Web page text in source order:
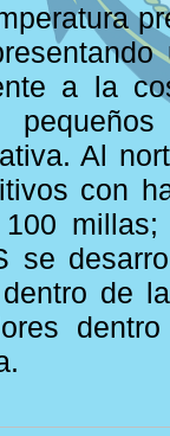
a la
Al
con
millas;
se
de